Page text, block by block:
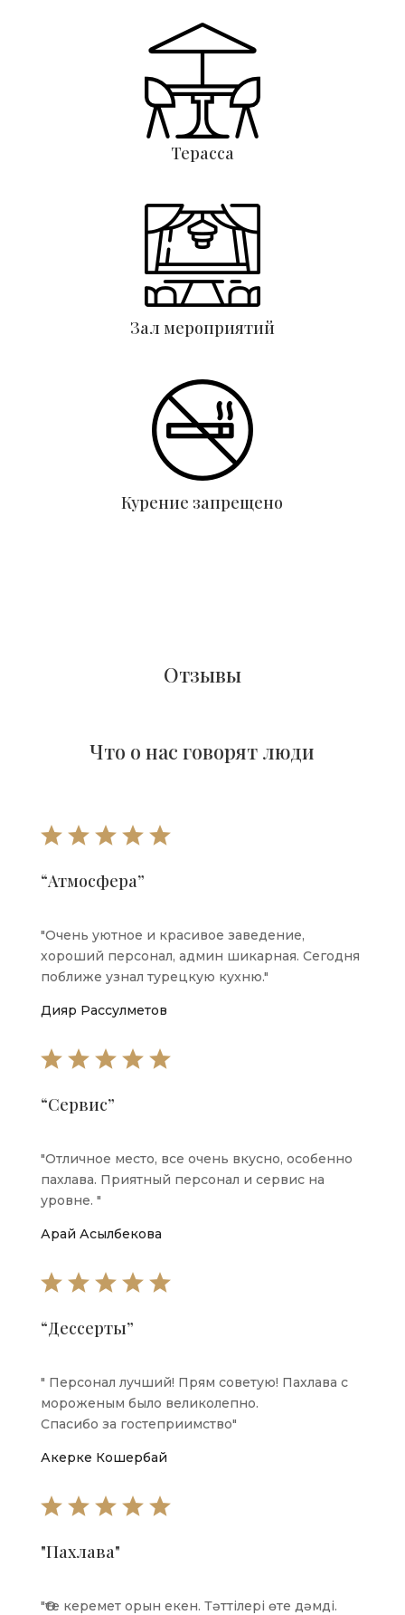
Терасса
Зал мероприятий
Курение запрещено
Отзывы
Что о нас говорят люди
“Атмосфера”
"Очень уютное и красивое заведение,
хороший персонал, админ шикарная. Сегодня
поближе узнал турецкую кухню."
Дияр Рассулметов
“Сервис”
"Отличное место, все очень вкусно, особенно
пахлава. Приятный персонал и сервис на
уровне. "
Арай Асылбекова
“Дессерты”
" Персонал лучший! Прям советую! Пахлава с
мороженым было великолепно.
Спасибо за гостеприимство"
​Акерке Кошербай
"Пахлава"
"Өте керемет орын екен. Тәттілері өте дәмді.